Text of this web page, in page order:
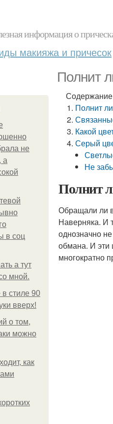
информация о
макияжа и причесок
Полнит
не
а
в соц
а тут
мной.
стиле 90
вверх!
о том,
можно
как
Содержание
Полнит
Какой
Серый
Не
Полнит
Обращали ли
Наверняка. И
однозначно
обмана. И эти
многократно